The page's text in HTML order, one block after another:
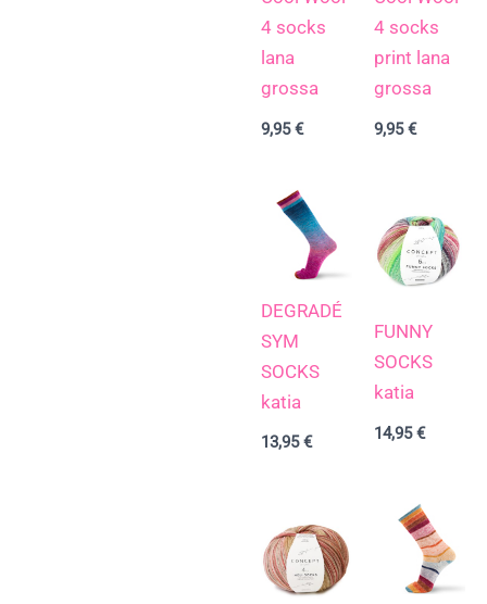
4 socks
lana
grossa
9,95€
4 socks
print lana
grossa
9,95€
DEGRADÉ
SYM
SOCKS
katia
13,95€
FUNNY
SOCKS
katia
14,95€